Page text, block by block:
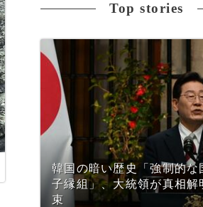
Top stories
韓国の暗い歴史「強制的な
子縁組」、大統領が真相解
束